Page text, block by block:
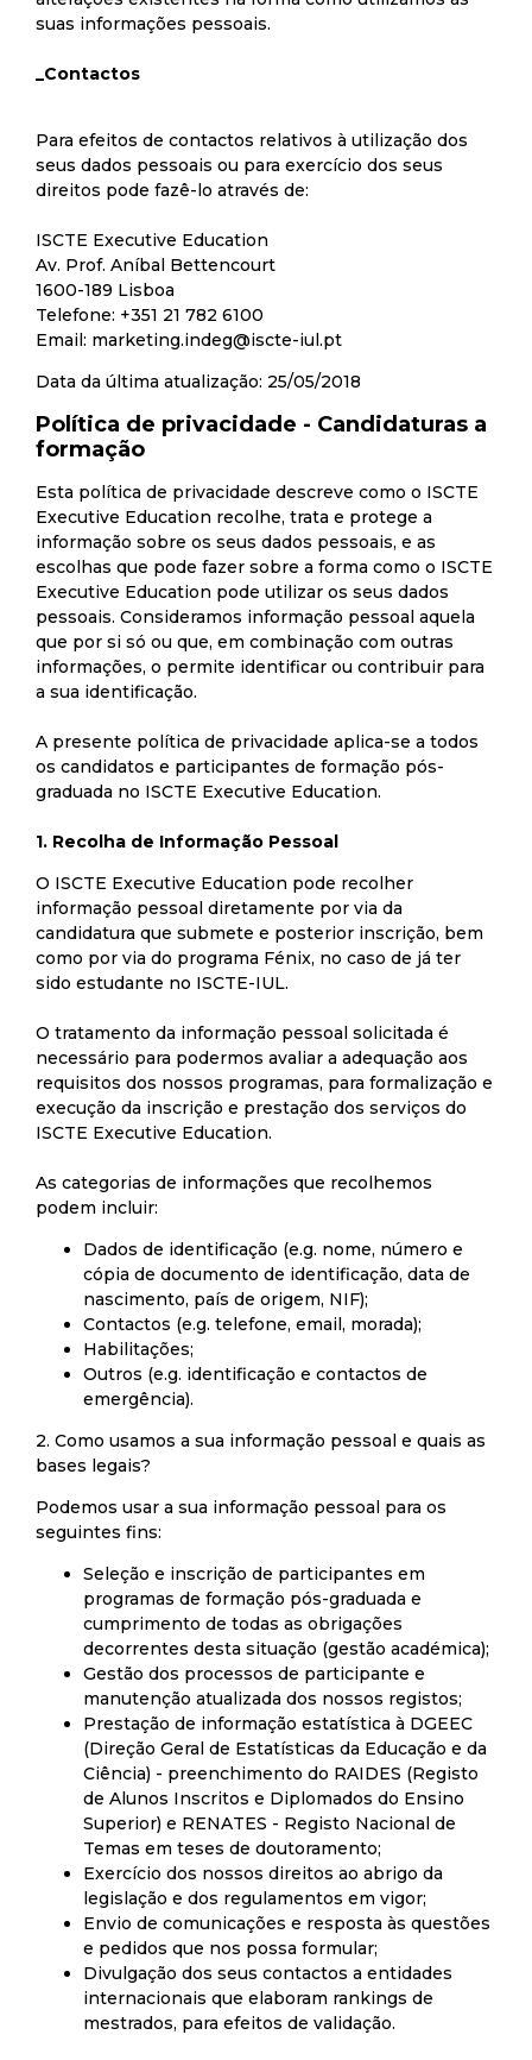
suas informações pessoais.
_Contactos
Para efeitos de contactos relativos à utilização dos
seus dados pessoais ou para exercício dos seus
direitos pode fazê-lo através de:
ISCTE Executive Education
Av. Prof. Aníbal Bettencourt
1600-189 Lisboa
Telefone: +351 21 782 6100
Email: marketing.indeg@iscte-iul.pt
Data da última atualização: 25/05/2018
Política de privacidade - Candidaturas a
formação
Esta política de privacidade descreve como o ISCTE
Executive Education recolhe, trata e protege a
informação sobre os seus dados pessoais, e as
escolhas que pode fazer sobre a forma como o ISCTE
Executive Education pode utilizar os seus dados
pessoais. Consideramos informação pessoal aquela
que por si só ou que, em combinação com outras
informações, o permite identificar ou contribuir para
a sua identificação.
A presente política de privacidade aplica-se a todos
os candidatos e participantes de formação pós-
graduada no ISCTE Executive Education.
1. Recolha de Informação Pessoal
O ISCTE Executive Education pode recolher
informação pessoal diretamente por via da
candidatura que submete e posterior inscrição, bem
como por via do programa Fénix, no caso de já ter
sido estudante no ISCTE-IUL.
O tratamento da informação pessoal solicitada é
necessário para podermos avaliar a adequação aos
requisitos dos nossos programas, para formalização e
execução da inscrição e prestação dos serviços do
ISCTE Executive Education.
As categorias de informações que recolhemos
podem incluir:
Dados de identificação (e.g. nome, número e
cópia de documento de identificação, data de
nascimento, país de origem, NIF);
Contactos (e.g. telefone, email, morada);
Habilitações;
Outros (e.g. identificação e contactos de
emergência).
2. Como usamos a sua informação pessoal e quais as
bases legais?
Podemos usar a sua informação pessoal para os
seguintes fins:
Seleção e inscrição de participantes em
programas de formação pós-graduada e
cumprimento de todas as obrigações
decorrentes desta situação (gestão académica);
Gestão dos processos de participante e
manutenção atualizada dos nossos registos;
Prestação de informação estatística à DGEEC
(Direção Geral de Estatísticas da Educação e da
Ciência) - preenchimento do RAIDES (Registo
de Alunos Inscritos e Diplomados do Ensino
Superior) e RENATES - Registo Nacional de
Temas em teses de doutoramento;
Exercício dos nossos direitos ao abrigo da
legislação e dos regulamentos em vigor;
Envio de comunicações e resposta às questões
e pedidos que nos possa formular;
Divulgação dos seus contactos a entidades
internacionais que elaboram rankings de
mestrados, para efeitos de validação.